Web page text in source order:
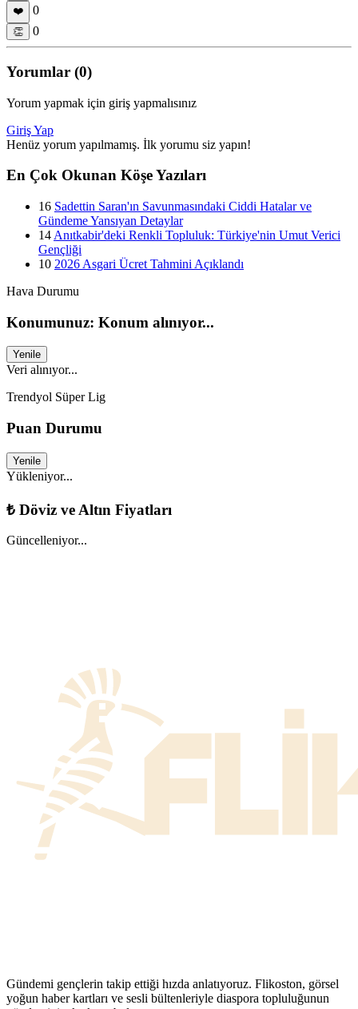
❤️ 0
👏 0
Yorumlar (0)
Yorum yapmak için giriş yapmalısınız
Giriş Yap
Henüz yorum yapılmamış. İlk yorumu siz yapın!
En Çok Okunan Köşe Yazıları
16 Sadettin Saran'ın Savunmasındaki Ciddi Hatalar ve
Gündeme Yansıyan Detaylar
14 Anıtkabir'deki Renkli Topluluk: Türkiye'nin Umut Verici
Gençliği
10 2026 Asgari Ücret Tahmini Açıklandı
Hava Durumu
Konumunuz: Konum alınıyor...
Yenile
Veri alınıyor...
Trendyol Süper Lig
Puan Durumu
Yenile
Yükleniyor...
₺ Döviz ve Altın Fiyatları
Güncelleniyor...
Gündemi gençlerin takip ettiği hızda anlatıyoruz. Flikoston, görsel
yoğun haber kartları ve sesli bültenleriyle diaspora topluluğunun